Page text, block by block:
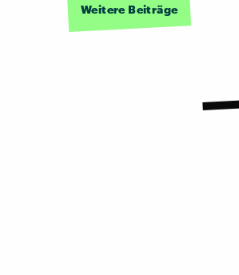
Weitere Beiträge